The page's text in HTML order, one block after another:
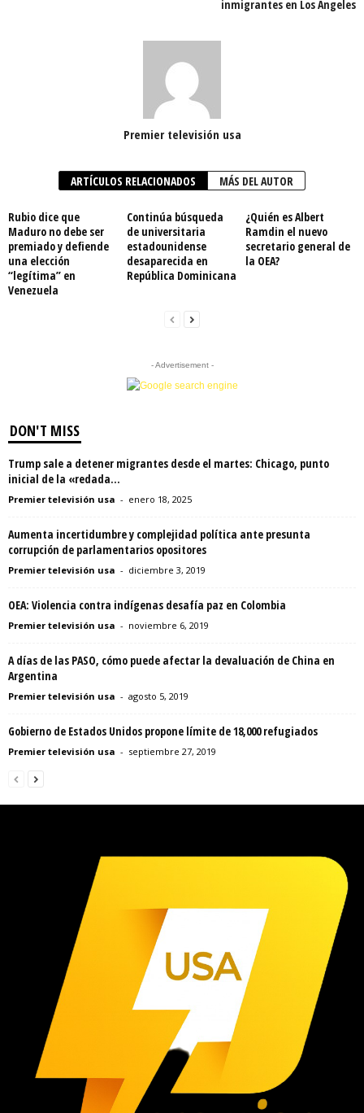
inmigrantes en Los Ángeles
Premier televisión usa
ARTÍCULOS RELACIONADOS MÁS DEL AUTOR
Rubio dice que
Maduro no debe ser
premiado y defiende
una elección
“legítima” en
Venezuela
Continúa búsqueda
de universitaria
estadounidense
desaparecida en
República Dominicana
¿Quién es Albert
Ramdin el nuevo
secretario general de
la OEA?
- Advertisement -
DON'T MISS
Trump sale a detener migrantes desde el martes: Chicago, punto
inicial de la «redada...
Premier televisión usa - enero 18, 2025
Aumenta incertidumbre y complejidad política ante presunta
corrupción de parlamentarios opositores
Premier televisión usa - diciembre 3, 2019
OEA: Violencia contra indígenas desafía paz en Colombia
Premier televisión usa - noviembre 6, 2019
A días de las PASO, cómo puede afectar la devaluación de China en
Argentina
Premier televisión usa - agosto 5, 2019
Gobierno de Estados Unidos propone límite de 18,000 refugiados
Premier televisión usa - septiembre 27, 2019